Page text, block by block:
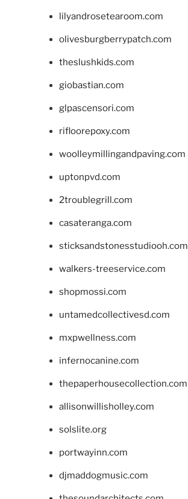
lilyandrosetearoom.com
olivesburgberrypatch.com
theslushkids.com
giobastian.com
glpascensori.com
rifloorepoxy.com
woolleymillingandpaving.com
uptonpvd.com
2troublegrill.com
casateranga.com
sticksandstonesstudiooh.com
walkers-treeservice.com
shopmossi.com
untamedcollectivesd.com
mxpwellness.com
infernocanine.com
thepaperhousecollection.com
allisonwillisholley.com
solslite.org
portwayinn.com
djmaddogmusic.com